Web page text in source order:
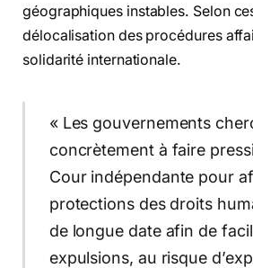
géographiques instables. Selon
délocalisation des procédures
solidarité internationale.
« Les gouvernements
concrètement à faire
Cour indépendante pour
protections des droits
de longue date afin de
expulsions, au risque